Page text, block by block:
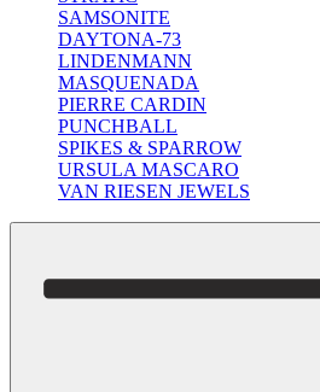
SAMSONITE
DAYTONA-73
LINDENMANN
MASQUENADA
PIERRE CARDIN
PUNCHBALL
SPIKES & SPARROW
URSULA MASCARO
VAN RIESEN JEWELS